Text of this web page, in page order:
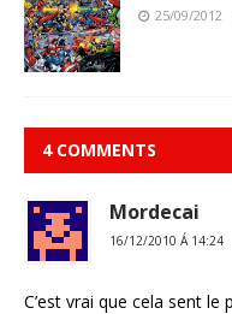
25/09/2012
4 COMMENTS
Mordecai
16/12/2010 Á 14:24
C’est vrai que cela sent